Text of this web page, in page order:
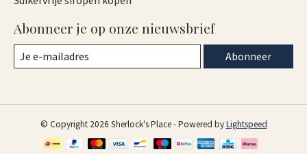
Abonneer je op onze nieuwsbrief
Abonneer
© Copyright 2026 Sherlock's Place - Powered byLightspeed